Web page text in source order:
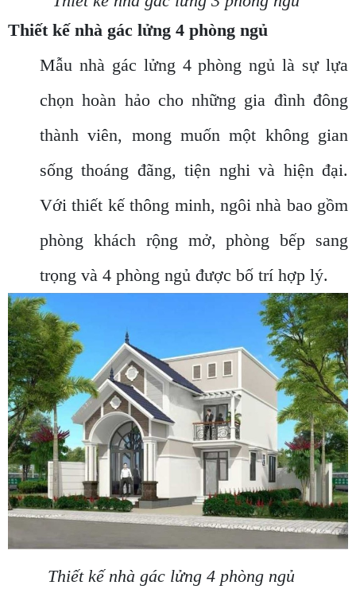
Thiết kế nhà gác lửng 4 phòng ngủ
Mẫu nhà gác lửng 4 phòng ngủ là sự lựa
chọn hoàn hảo cho những gia đình đông
thành viên, mong muốn một không gian
sống thoáng đãng, tiện nghi và hiện đại.
Với thiết kế thông minh, ngôi nhà bao gồm
phòng khách rộng mở, phòng bếp sang
trọng và 4 phòng ngủ được bố trí hợp lý.
Thiết kế nhà gác lửng 4 phòng ngủ